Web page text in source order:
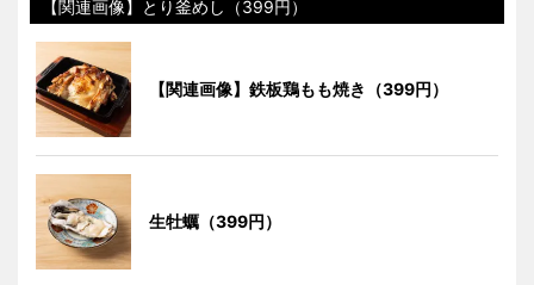
【関連画像】とり釜めし（399円）
【関連画像】鉄板鶏もも焼き（399円）
生牡蠣（399円）